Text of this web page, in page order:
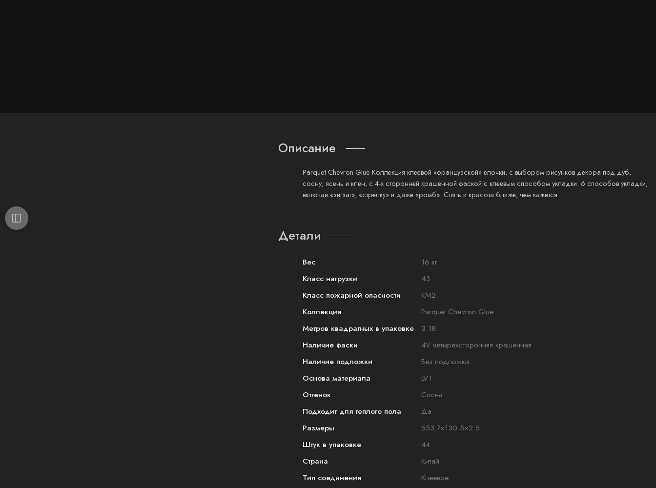
Описание
Parquet Chevron Glue Коллекция клеевой «французской» елочки, с выбором рисунков декора под дуб,
сосну, ясень и клен, с 4-х сторонней крашенной фаской с клеевым способом укладки. 6 способов укладки,
включая «зигзаг», «стрелку» и даже «ромб». Стиль и красота ближе, чем кажется
Детали
Вес
16 кг
Класс нагрузки
43
Класс пожарной опасности
КМ2
Коллекция
Parquet Chevron Glue
Метров квадратных в упаковке
3.18
Наличие фаски
4V четырехсторонняя крашенная
Наличие подложки
Без подложки
Основа материала
LVT
Оттенок
Сосна
Подходит для теплого пола
Да
Размеры
553.7×130.5×2.5
Штук в упаковке
44
Страна
Китай
Тип соединения
Клеевое